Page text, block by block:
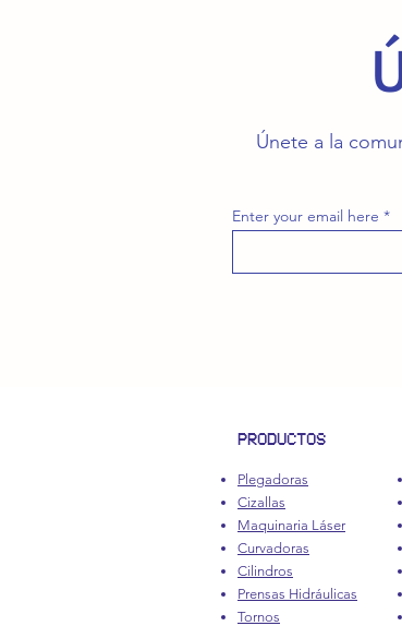
Únete a la
Enter your email here
PRODUCTOS
Plegadoras
Cizallas
Maquinaria Láser
Curvadoras
Cilindros
Prensas Hidráulicas
Tornos